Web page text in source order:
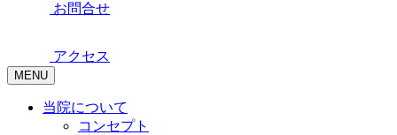
お問合せ
アクセス
MENU
当院について
コンセプト